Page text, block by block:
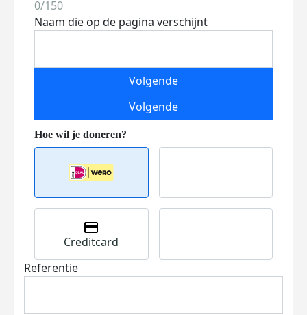
0/150
Naam die op de pagina verschijnt
Volgende
Volgende
Creditcard
Referentie